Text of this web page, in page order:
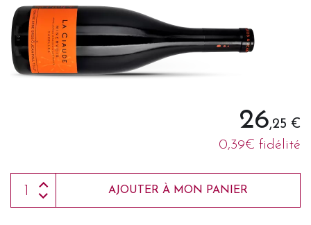
26,25 €
0,39€ fidélité
AJOUTER À MON PANIER